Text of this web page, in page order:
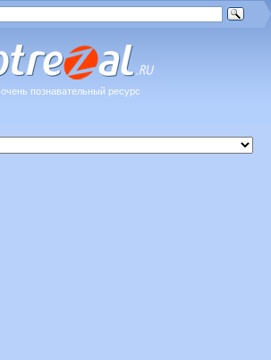
очень познавательный ресурс